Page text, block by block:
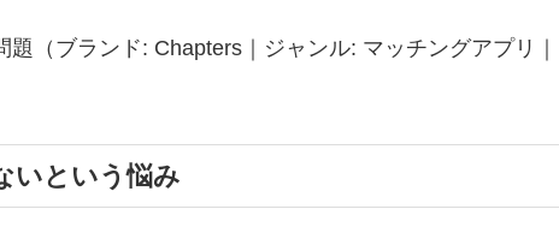
題（ブランド: Chapters｜ジャンル: マッチングアプリ｜
いという悩み